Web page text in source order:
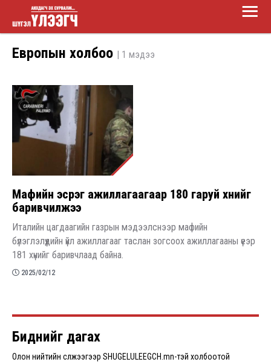
Skip
to
main
Шүгэл
үлээгч
Main
Menu
Европын холбоо | 1 мэдээ
Мафийн эсрэг ажиллагаагаар 180 гаруй хүнийг
баривчилжээ
Италийн цагдаагийн газрын мэдээлснээр мафийн
бүлэглэлүүдийн үйл ажиллагааг таслан зогсоох ажиллагааны үеэр
181 хүнийг баривчлаад байна.
2025/02/12
Биднийг дагах
Олон нийтийн сүлжээгээр SHUGELULEEGCH.mn-тэй холбоотой